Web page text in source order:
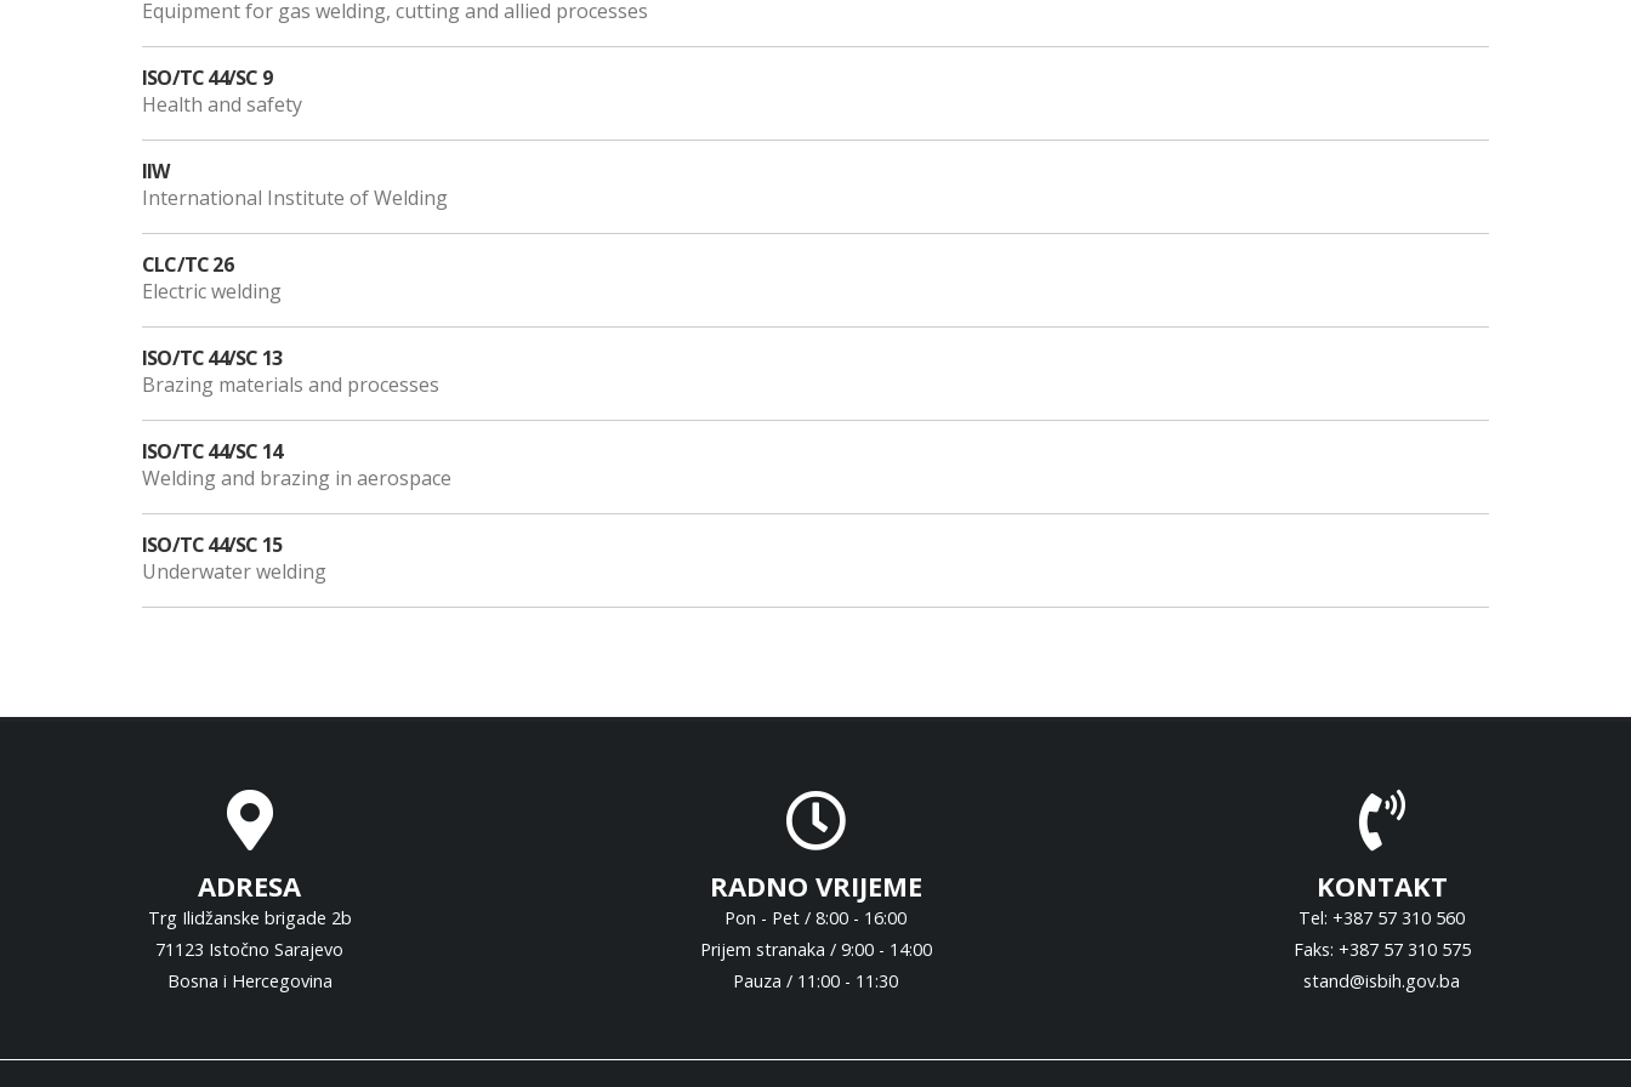
Equipment for gas welding, cutting and allied processes
ISO/TC 44/SC 9
Health and safety
IIW
International Institute of Welding
CLC/TC 26
Electric welding
ISO/TC 44/SC 13
Brazing materials and processes
ISO/TC 44/SC 14
Welding and brazing in aerospace
ISO/TC 44/SC 15
Underwater welding
ADRESA
Trg Ilidžanske brigade 2b
71123 Istočno Sarajevo
Bosna i Hercegovina
RADNO VRIJEME
Pon - Pet / 8:00 - 16:00
Prijem stranaka / 9:00 - 14:00
Pauza / 11:00 - 11:30
KONTAKT
Tel: +387 57 310 560
Faks: +387 57 310 575
stand@isbih.gov.ba